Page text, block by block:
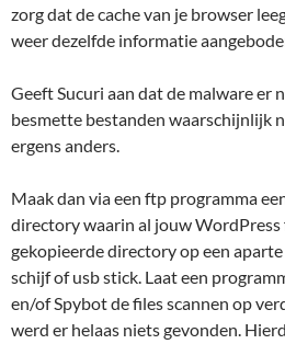
zorg dat de cache van je browser
weer dezelfde informatie
Geeft Sucuri aan dat de malware er
besmette bestanden waarschijnlijk
ergens anders.
Maak dan via een ftp programma
directory waarin al jouw WordPress
gekopieerde directory op een
schijf of usb stick. Laat een
en/of Spybot de files scannen op
werd er helaas niets gevonden.